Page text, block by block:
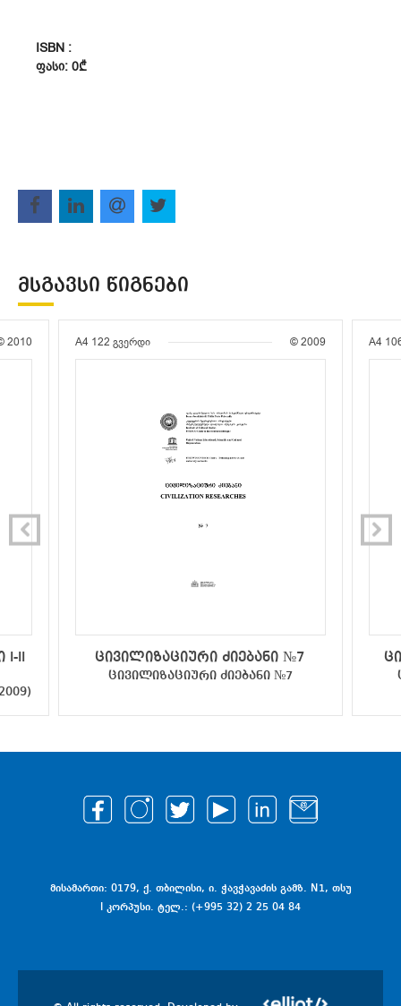
ISBN :
ᲤᲐᲡᲘ: 0₾
ᲛᲡᲒᲐᲕᲡᲘ ᲬᲘᲒᲜᲔᲑᲘ
2010
II
A4 122 გვერდი © 2009
ცივილიზაციური ძიებანი №7
ცივილიზაციური ძიებანი №7
A4
მისამართი: 0179, ქ. თბილისი, ი. ჭავჭავაძის გამზ. N1, თსუ
I კორპუსი. ტელ.: (+995 32) 2 25 04 84